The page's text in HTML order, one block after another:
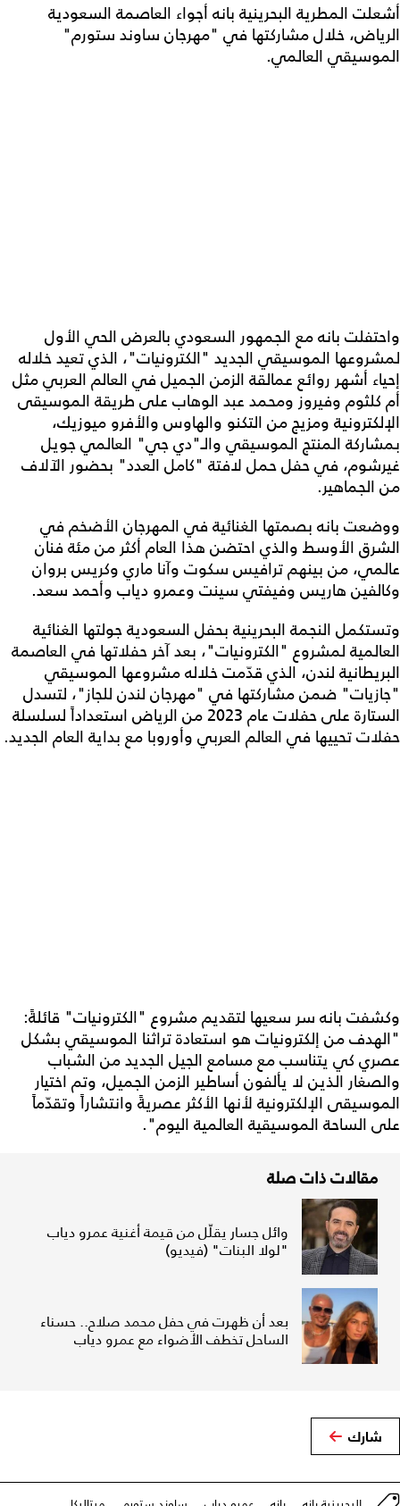
أشعلت المطرية البحرينية بانه أجواء العاصمة السعودية
الرياض، خلال مشاركتها في "مهرجان ساوند ستورم"
الموسيقي العالمي.
واحتفلت بانه مع الجمهور السعودي بالعرض الحي الأول
لمشروعها الموسيقي الجديد "الكترونيات"، الذي تعيد خلاله
إحياء أشهر روائع عمالقة الزمن الجميل في العالم العربي مثل
أم كلثوم وفيروز ومحمد عبد الوهاب على طريقة الموسيقى
الإلكترونية ومزيج من التكنو والهاوس والأفرو ميوزيك،
بمشاركة المنتج الموسيقي والـ"دي جي" العالمي جويل
غيرشوم، في حفل حمل لافتة "كامل العدد" بحضور الآلاف
من الجماهير.
ووضعت بانه بصمتها الغنائية في المهرجان الأضخم في
الشرق الأوسط والذي احتضن هذا العام أكثر من مئة فنان
عالمي، من بينهم ترافيس سكوت وآنا ماري وكريس بروان
وكالفين هاريس وفيفتي سينت وعمرو دياب وأحمد سعد.
وتستكمل النجمة البحرينية بحفل السعودية جولتها الغنائية
العالمية لمشروع "الكترونيات"، بعد آخر حفلاتها في العاصمة
البريطانية لندن، الذي قدّمت خلاله مشروعها الموسيقي
"جازيات" ضمن مشاركتها في "مهرجان لندن للجاز"، لتسدل
الستارة على حفلات عام 2023 من الرياض استعداداً لسلسلة
حفلات تحييها في العالم العربي وأوروبا مع بداية العام الجديد.
وكشفت بانه سر سعيها لتقديم مشروع "الكترونيات" قائلةً:
"الهدف من إلكترونيات هو استعادة تراثنا الموسيقي بشكل
عصري كي يتناسب مع مسامع الجيل الجديد من الشباب
والصغار الذين لا يألفون أساطير الزمن الجميل، وتم اختيار
الموسيقى الإلكترونية لأنها الأكثر عصريةً وانتشاراً وتقدّماً
على الساحة الموسيقية العالمية اليوم".
مقالات ذات صلة
وائل جسار يقلّل من قيمة أغنية عمرو دياب
"لولا البنات" (فيديو)
بعد أن ظهرت في حفل محمد صلاح.. حسناء
الساحل تخطف الأضواء مع عمرو دياب
شارك